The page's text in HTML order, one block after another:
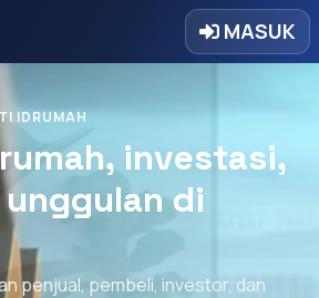
MASUK
IDRUMAH
investasi,
di
penjual, pembeli, investor, dan